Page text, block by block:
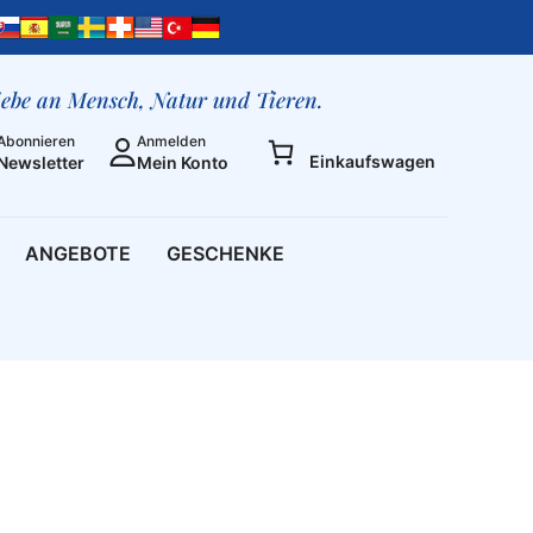
an Mensch, Natur und Tieren.
Anmelden
Mein Konto Einkaufswagen
ANGEBOTE GESCHENKE